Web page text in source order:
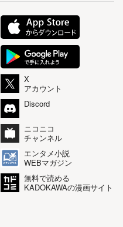
X
アカウント
Discord
ニコニコ
チャンネル
エンタメ小説
WEBマガジン
無料で読める
KADOKAWAの漫画サイト